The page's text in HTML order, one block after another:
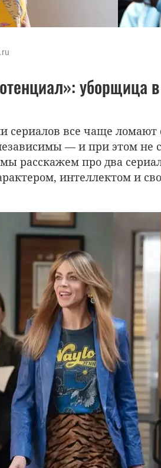
уборщица
сериалов все чаще
— и при этом не
расскажем про два
интеллектом и